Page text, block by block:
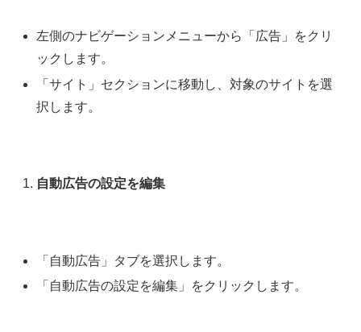
左側のナビゲーションメニューから「広告」をクリ
ックします。
「サイト」セクションに移動し、対象のサイトを選
択します。
自動広告の設定を編集
「自動広告」タブを選択します。
「自動広告の設定を編集」をクリックします。